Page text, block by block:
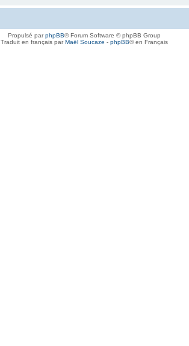
Propulsé parphpBB® Forum Software © phpBB Group
Traduit en français parMaël Soucaze - phpBB® en Français